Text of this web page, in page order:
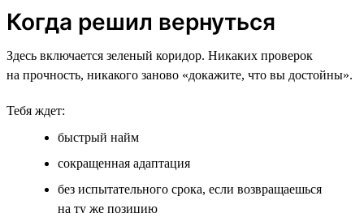
Когда решил вернуться
Здесь включается зеленый коридор. Никаких проверок
на прочность, никакого заново «докажите, что вы достойны».
Тебя ждет:
быстрый найм
сокращенная адаптация
без испытательного срока, если возвращаешься
на ту же позицию